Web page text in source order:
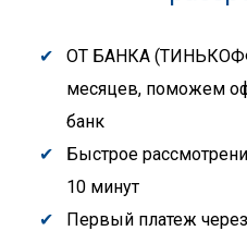
ОТ БАНКА
месяцев, поможем
банк
Быстрое
10 минут
Первый платеж